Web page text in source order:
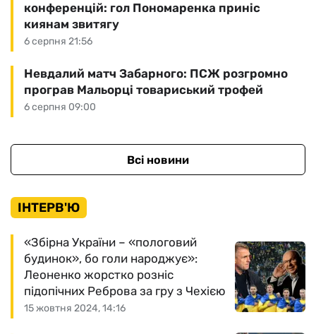
6 серпня 21:56
конференцій: гол Пономаренка приніс
киянам звитягу
6 серпня 09:00
Невдалий матч Забарного: ПСЖ розгромно
програв Мальорці товариський трофей
Всі новини
ІНТЕРВ'Ю
15 жовтня 2024, 14:16
«Збірна України – «пологовий
будинок», бо голи народжує»:
Леоненко жорстко розніс
підопічних Реброва за гру з Чехією